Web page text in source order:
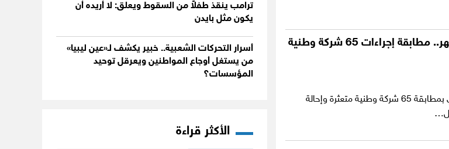
من ضمنها إحالة مرتبات 3 أشهر.. مطابقة إجراءات 65 شركة وطنية
أفاد وكيل وزارة العمل حسام المزوغي بمطابقة 65 شركة وطنية متعثرة وإحالة
ترامب ينقذ طفلاً من السقوط ويعلق: لا أريده أن
يكون مثل بايدن
أسرار التحركات الشعبية.. خبير يكشف لـ«عين ليبيا»
من يستغل أوجاع المواطنين ويعرقل توحيد
المؤسسات؟
الأكثر قراءة